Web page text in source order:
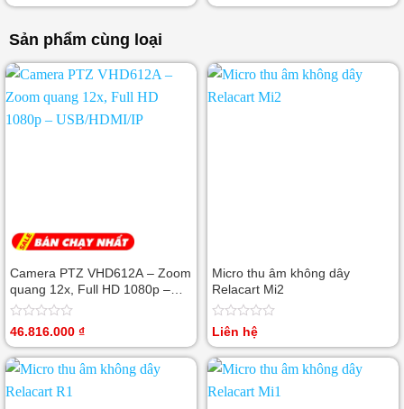
5
Sản phẩm cùng loại
Camera PTZ VHD612A – Zoom
quang 12x, Full HD 1080p –
USB/HDMI/IP
Được
hạng
0
sao
46.816.000 ₫
Micro thu âm không dây
Relacart Mi2
Được
hạng
0
sao
Liên hệ